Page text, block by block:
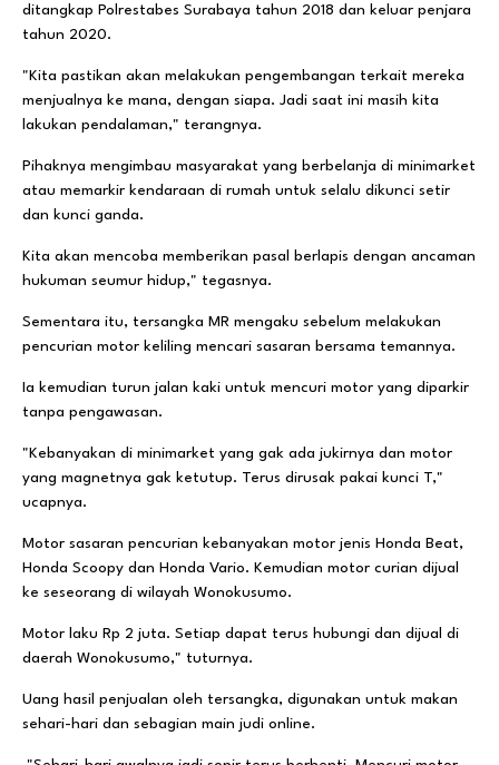
ditangkap Polrestabes Surabaya tahun 2018 dan keluar penjara
tahun 2020.
"Kita pastikan akan melakukan pengembangan terkait mereka
menjualnya ke mana, dengan siapa. Jadi saat ini masih kita
lakukan pendalaman," terangnya.
Pihaknya mengimbau masyarakat yang berbelanja di minimarket
atau memarkir kendaraan di rumah untuk selalu dikunci setir
dan kunci ganda.
Kita akan mencoba memberikan pasal berlapis dengan ancaman
hukuman seumur hidup," tegasnya.
Sementara itu, tersangka MR mengaku sebelum melakukan
pencurian motor keliling mencari sasaran bersama temannya.
Ia kemudian turun jalan kaki untuk mencuri motor yang diparkir
tanpa pengawasan.
"Kebanyakan di minimarket yang gak ada jukirnya dan motor
yang magnetnya gak ketutup. Terus dirusak pakai kunci T,"
ucapnya.
Motor sasaran pencurian kebanyakan motor jenis Honda Beat,
Honda Scoopy dan Honda Vario. Kemudian motor curian dijual
ke seseorang di wilayah Wonokusumo.
Motor laku Rp 2 juta. Setiap dapat terus hubungi dan dijual di
daerah Wonokusumo," tuturnya.
Uang hasil penjualan oleh tersangka, digunakan untuk makan
sehari-hari dan sebagian main judi online.